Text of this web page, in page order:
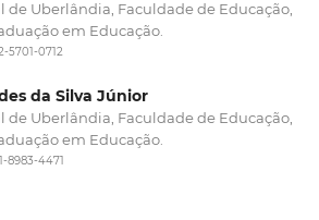
de Uberlândia, Faculdade de Educação,
em Educação.
5701-0712
da Silva Júnior
de Uberlândia, Faculdade de Educação,
em Educação.
8983-4471